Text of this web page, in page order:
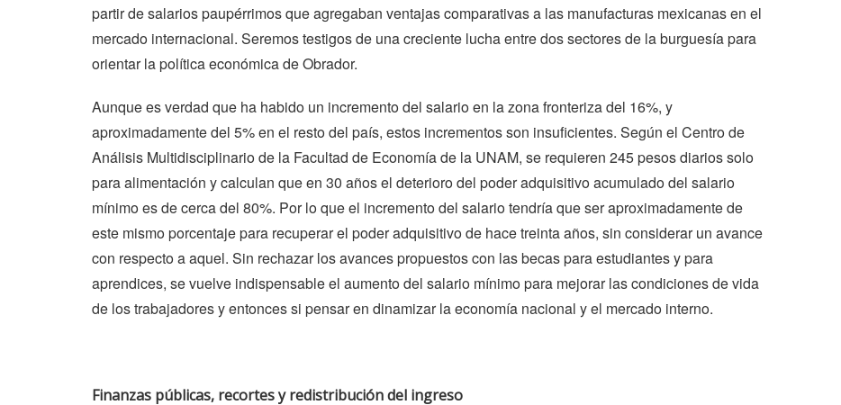
partir de salarios paupérrimos que agregaban ventajas comparativas a las manufacturas mexicanas en el
mercado internacional. Seremos testigos de una creciente lucha entre dos sectores de la burguesía para
orientar la política económica de Obrador.
Aunque es verdad que ha habido un incremento del salario en la zona fronteriza del 16%, y
aproximadamente del 5% en el resto del país, estos incrementos son insuficientes. Según el Centro de
Análisis Multidisciplinario de la Facultad de Economía de la UNAM, se requieren 245 pesos diarios solo
para alimentación y calculan que en 30 años el deterioro del poder adquisitivo acumulado del salario
mínimo es de cerca del 80%. Por lo que el incremento del salario tendría que ser aproximadamente de
este mismo porcentaje para recuperar el poder adquisitivo de hace treinta años, sin considerar un avance
con respecto a aquel. Sin rechazar los avances propuestos con las becas para estudiantes y para
aprendices, se vuelve indispensable el aumento del salario mínimo para mejorar las condiciones de vida
de los trabajadores y entonces si pensar en dinamizar la economía nacional y el mercado interno.
Finanzas públicas, recortes y redistribución del ingreso